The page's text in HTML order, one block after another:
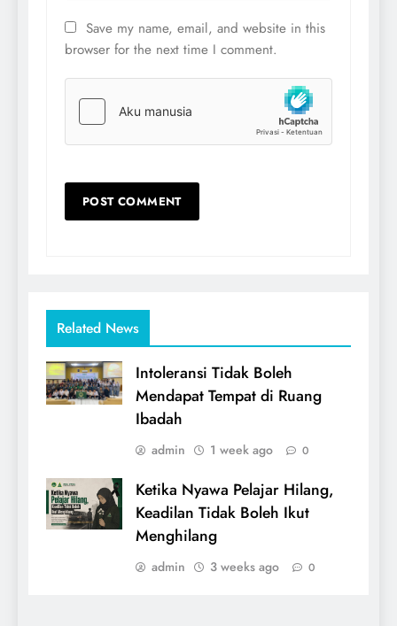
Save my name, email, and website in this
browser for the next time I comment.
Related News
Intoleransi Tidak Boleh
Mendapat Tempat di Ruang
Ibadah
admin 1 week ago 0
Ketika Nyawa Pelajar Hilang,
Keadilan Tidak Boleh Ikut
Menghilang
admin 3 weeks ago 0